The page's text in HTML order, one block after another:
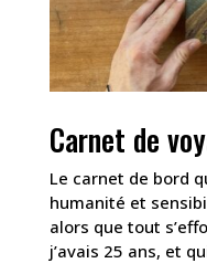
Carnet de
Le carnet de bord
humanité et
alors que tout
j’avais 25 ans, et